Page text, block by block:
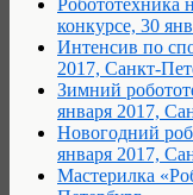
Робототехника
конкурсе, 30
Интенсив по
2017, Санкт-
Зимний
января 2017,
Новогодний
января 2017,
Мастерилка